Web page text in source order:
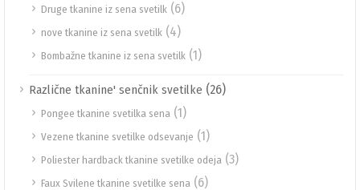
Druge tkanine iz sena svetilk (6)
nove tkanine iz sena svetilk (4)
Bombažne tkanine iz sena svetilk (1)
Različne tkanine' senčnik svetilke (26)
Pongee tkanine svetilka sena (1)
Vezene tkanine svetilke odsevanje (1)
Poliester hardback tkanine svetilke odeja (3)
Faux Svilene tkanine svetilke sena (6)